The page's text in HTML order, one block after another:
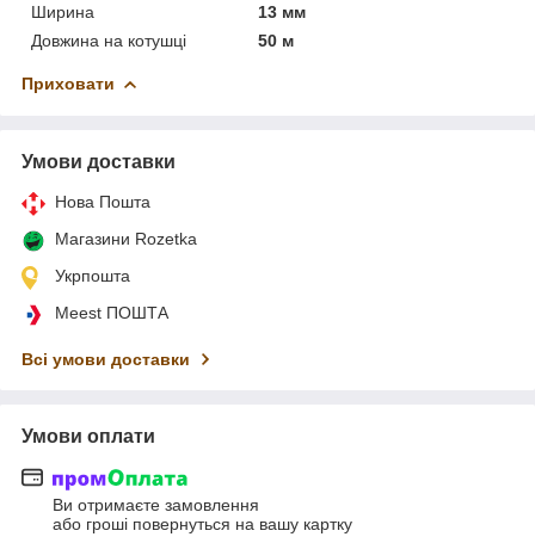
Ширина
13 мм
Довжина на котушці
50 м
Приховати
Умови доставки
Нова Пошта
Магазини Rozetka
Укрпошта
Meest ПОШТА
Всі умови доставки
Умови оплати
Ви отримаєте замовлення
або гроші повернуться на вашу картку